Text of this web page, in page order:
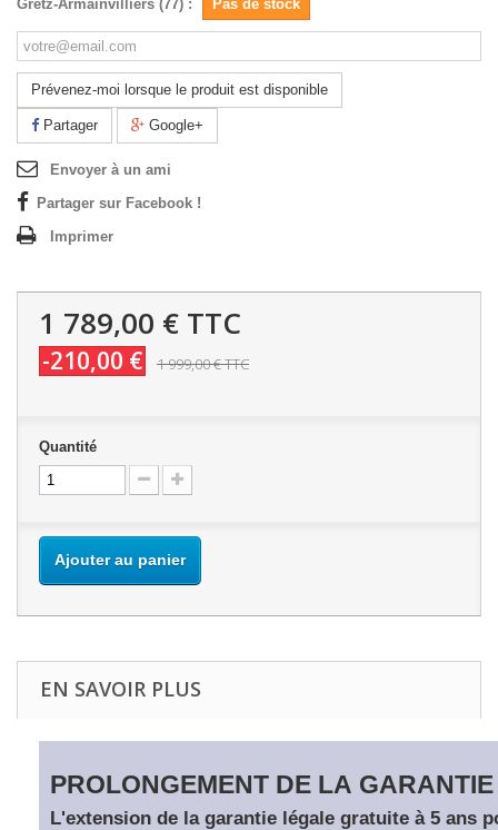
Gretz-Armainvilliers (77) : Pas de stock
Prévenez-moi lorsque le produit est disponible
Partager Google+
Envoyer à un ami
Partager sur Facebook !
Imprimer
1 789,00 € TTC
-210,00 € 1 999,00 €TTC
Quantité
Ajouter au panier
EN SAVOIR PLUS
PROLONGEMENT DE LA
L'extension de la garantie légale gratuite à 5 ans